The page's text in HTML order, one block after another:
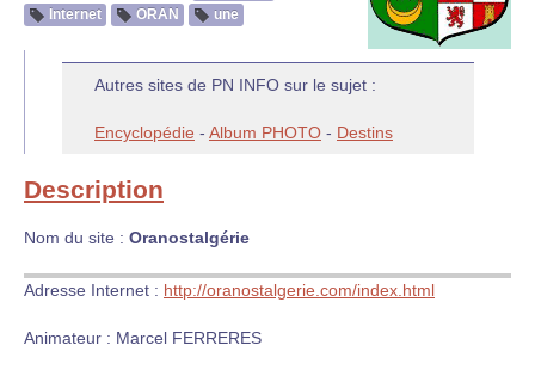
Internet
ORAN une
Autres sites de PN INFO sur le sujet :
Encyclopédie - Album PHOTO - Destins
Description
Nom du site : Oranostalgérie
Adresse Internet : http://oranostalgerie.com/index.html
Animateur : Marcel FERRERES